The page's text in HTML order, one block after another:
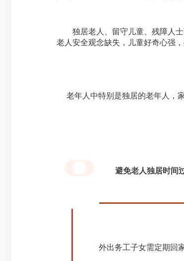
独居老人、留守儿童、残障人士
老人安全观念缺失，儿童好奇心强
老年人中特别是独居的老年人，
避免老人独居时间
外出务工子女需定期回家